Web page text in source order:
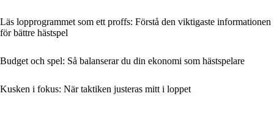
Läs lopprogrammet som ett proffs: Förstå den viktigaste informationen
för bättre hästspel
Budget och spel: Så balanserar du din ekonomi som hästspelare
Kusken i fokus: När taktiken justeras mitt i loppet